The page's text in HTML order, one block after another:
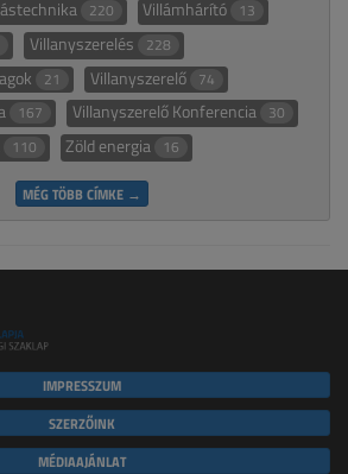
220 Villámhárító 13
Villanyszerelés 228
21 Villanyszerelő 74
167 Villanyszerelő Konferencia 30
110 Zöld energia 16
MÉG TÖBB CÍMKE →
IMPRESSZUM
SZERZŐINK
MÉDIAAJÁNLAT